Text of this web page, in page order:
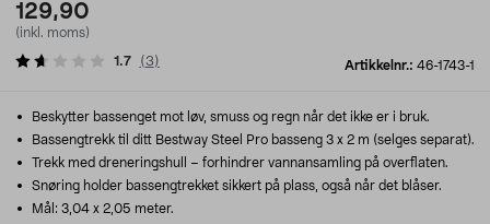
129,90
(inkl. moms)
Artikkelnr.: 46-1743-1
1.7 (3)
Beskytter bassenget mot løv, smuss og regn når det ikke er i bruk.
Bassengtrekk til ditt Bestway Steel Pro basseng 3 x 2 m (selges separat).
Trekk med dreneringshull – forhindrer vannansamling på overflaten.
Snøring holder bassengtrekket sikkert på plass, også når det blåser.
Mål: 3,04 x 2,05 meter.